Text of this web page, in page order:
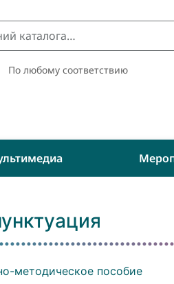
По любому соответствию
методическое пособие